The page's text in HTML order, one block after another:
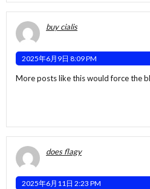
buy cialis
2025年6月9日 8:09 PM
More posts like this would force the
does flagy
2025年6月11日 2:23 PM